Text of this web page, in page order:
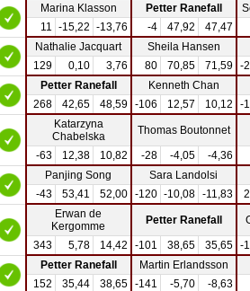
Marina Klasson Petter Ranefall
11 -15,22 -13,76 -4 47,92 47,47
Nathalie Jacquart
Sheila Hansen
129 0,10 3,76 80 70,85 71,59 -
Petter Ranefall
Kenneth Chan
268 42,65 48,59 -106 12,57 10,12 -
Katarzyna
Chabelska
Thomas Boutonnet
-63 12,38 10,82 -28 -4,05 -4,36
Panjing Song
Sara Landolsi
-43 53,41 52,00 -120 -10,08 -11,83
Erwan de
Kergomme
Petter Ranefall
343 5,78 14,42 -101 38,65 35,65 -
Petter Ranefall
Martin Erlandsson
152 35,44 38,65 -141 -5,70 -8,63